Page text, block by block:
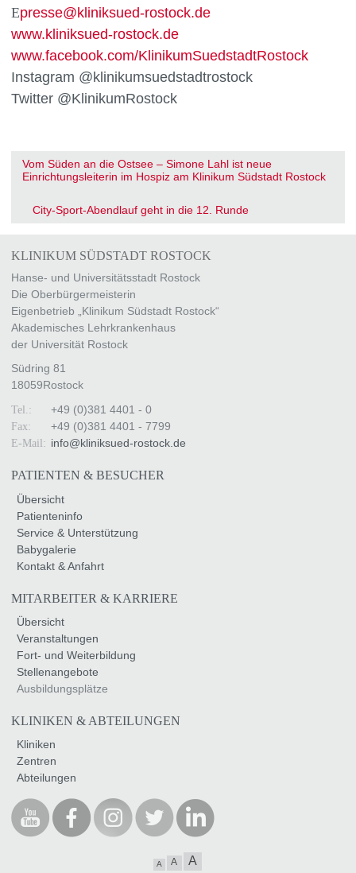
Epresse@kliniksued-rostock.de
www.kliniksued-rostock.de
www.facebook.com/KlinikumSuedstadtRostock
Instagram @klinikumsuedstadtrostock
Twitter @KlinikumRostock
Vom Süden an die Ostsee – Simone Lahl ist neue
Einrichtungsleiterin im Hospiz am Klinikum Südstadt Rostock
City-Sport-Abendlauf geht in die 12. Runde
KLINIKUM SÜDSTADT ROSTOCK
Hanse- und Universitätsstadt Rostock
Die Oberbürgermeisterin
Eigenbetrieb „Klinikum Südstadt Rostock“
Akademisches Lehrkrankenhaus
der Universität Rostock
Südring 81
18059Rostock
Tel.: +49 (0)381 4401 - 0
Fax: +49 (0)381 4401 - 7799
E-Mail: info@kliniksued-rostock.de
PATIENTEN & BESUCHER
Übersicht
Patienteninfo
Service & Unterstützung
Babygalerie
Kontakt & Anfahrt
MITARBEITER & KARRIERE
Übersicht
Veranstaltungen
Fort- und Weiterbildung
Stellenangebote
Ausbildungsplätze
KLINIKEN & ABTEILUNGEN
Kliniken
Zentren
Abteilungen
A A A